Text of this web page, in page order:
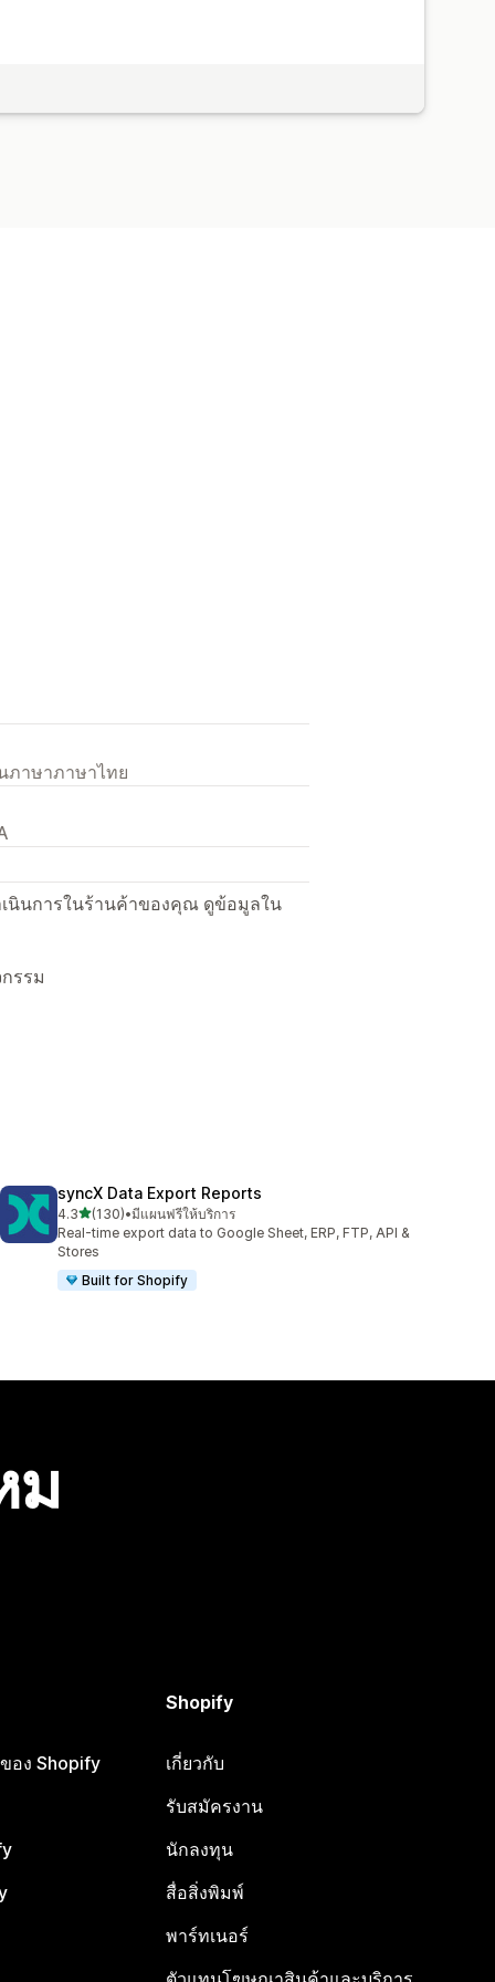
ภาษาภาษาไทย
นินการในร้านค้าของคุณ ดูข้อมูลใน
รรม
syncX Data Export Reports
4.3เต็ม 5 ดาว
(130)
ทั้งหมด 130 รีวิว
•มีแผนฟรีให้บริการ
Real-time export data to Google Sheet, ERP, FTP, API &
Stores
Built for Shopify
ม
อง Shopify
Shopify
เกี่ยวกับ
รับสมัครงาน
นักลงทุน
สื่อสิ่งพิมพ์
พาร์ทเนอร์